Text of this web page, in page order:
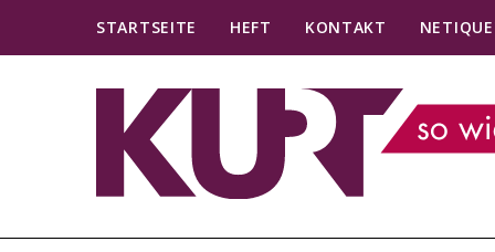
STARTSEITE HEFT KONTAKT